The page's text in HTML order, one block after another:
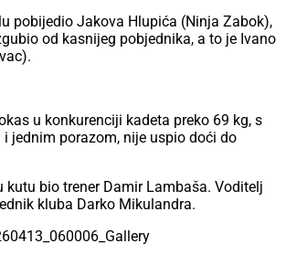
pobijedio Jakova Hlupića (Ninja Zabok),
od kasnijeg pobjednika, a to je Ivano
u konkurenciji kadeta preko 69 kg, s
jednim porazom, nije uspio doći do
kutu bio trener Damir Lambaša. Voditelj
kluba Darko Mikulandra.